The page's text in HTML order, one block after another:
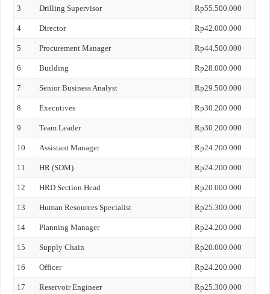
3 Drilling Supervisor Rp55.500.000
4 Director Rp42.000.000
5 Procurement Manager Rp44.500.000
6 Building Rp28.000.000
7 Senior Business Analyst Rp29.500.000
8 Executives Rp30.200.000
9 Team Leader Rp30.200.000
10 Assistant Manager Rp24.200.000
11 HR (SDM) Rp24.200.000
12 HRD Section Head Rp20.000.000
13 Human Resources Specialist Rp25.300.000
14 Planning Manager Rp24.200.000
15 Supply Chain Rp20.000.000
16 Officer Rp24.200.000
17 Reservoir Engineer Rp25.300.000